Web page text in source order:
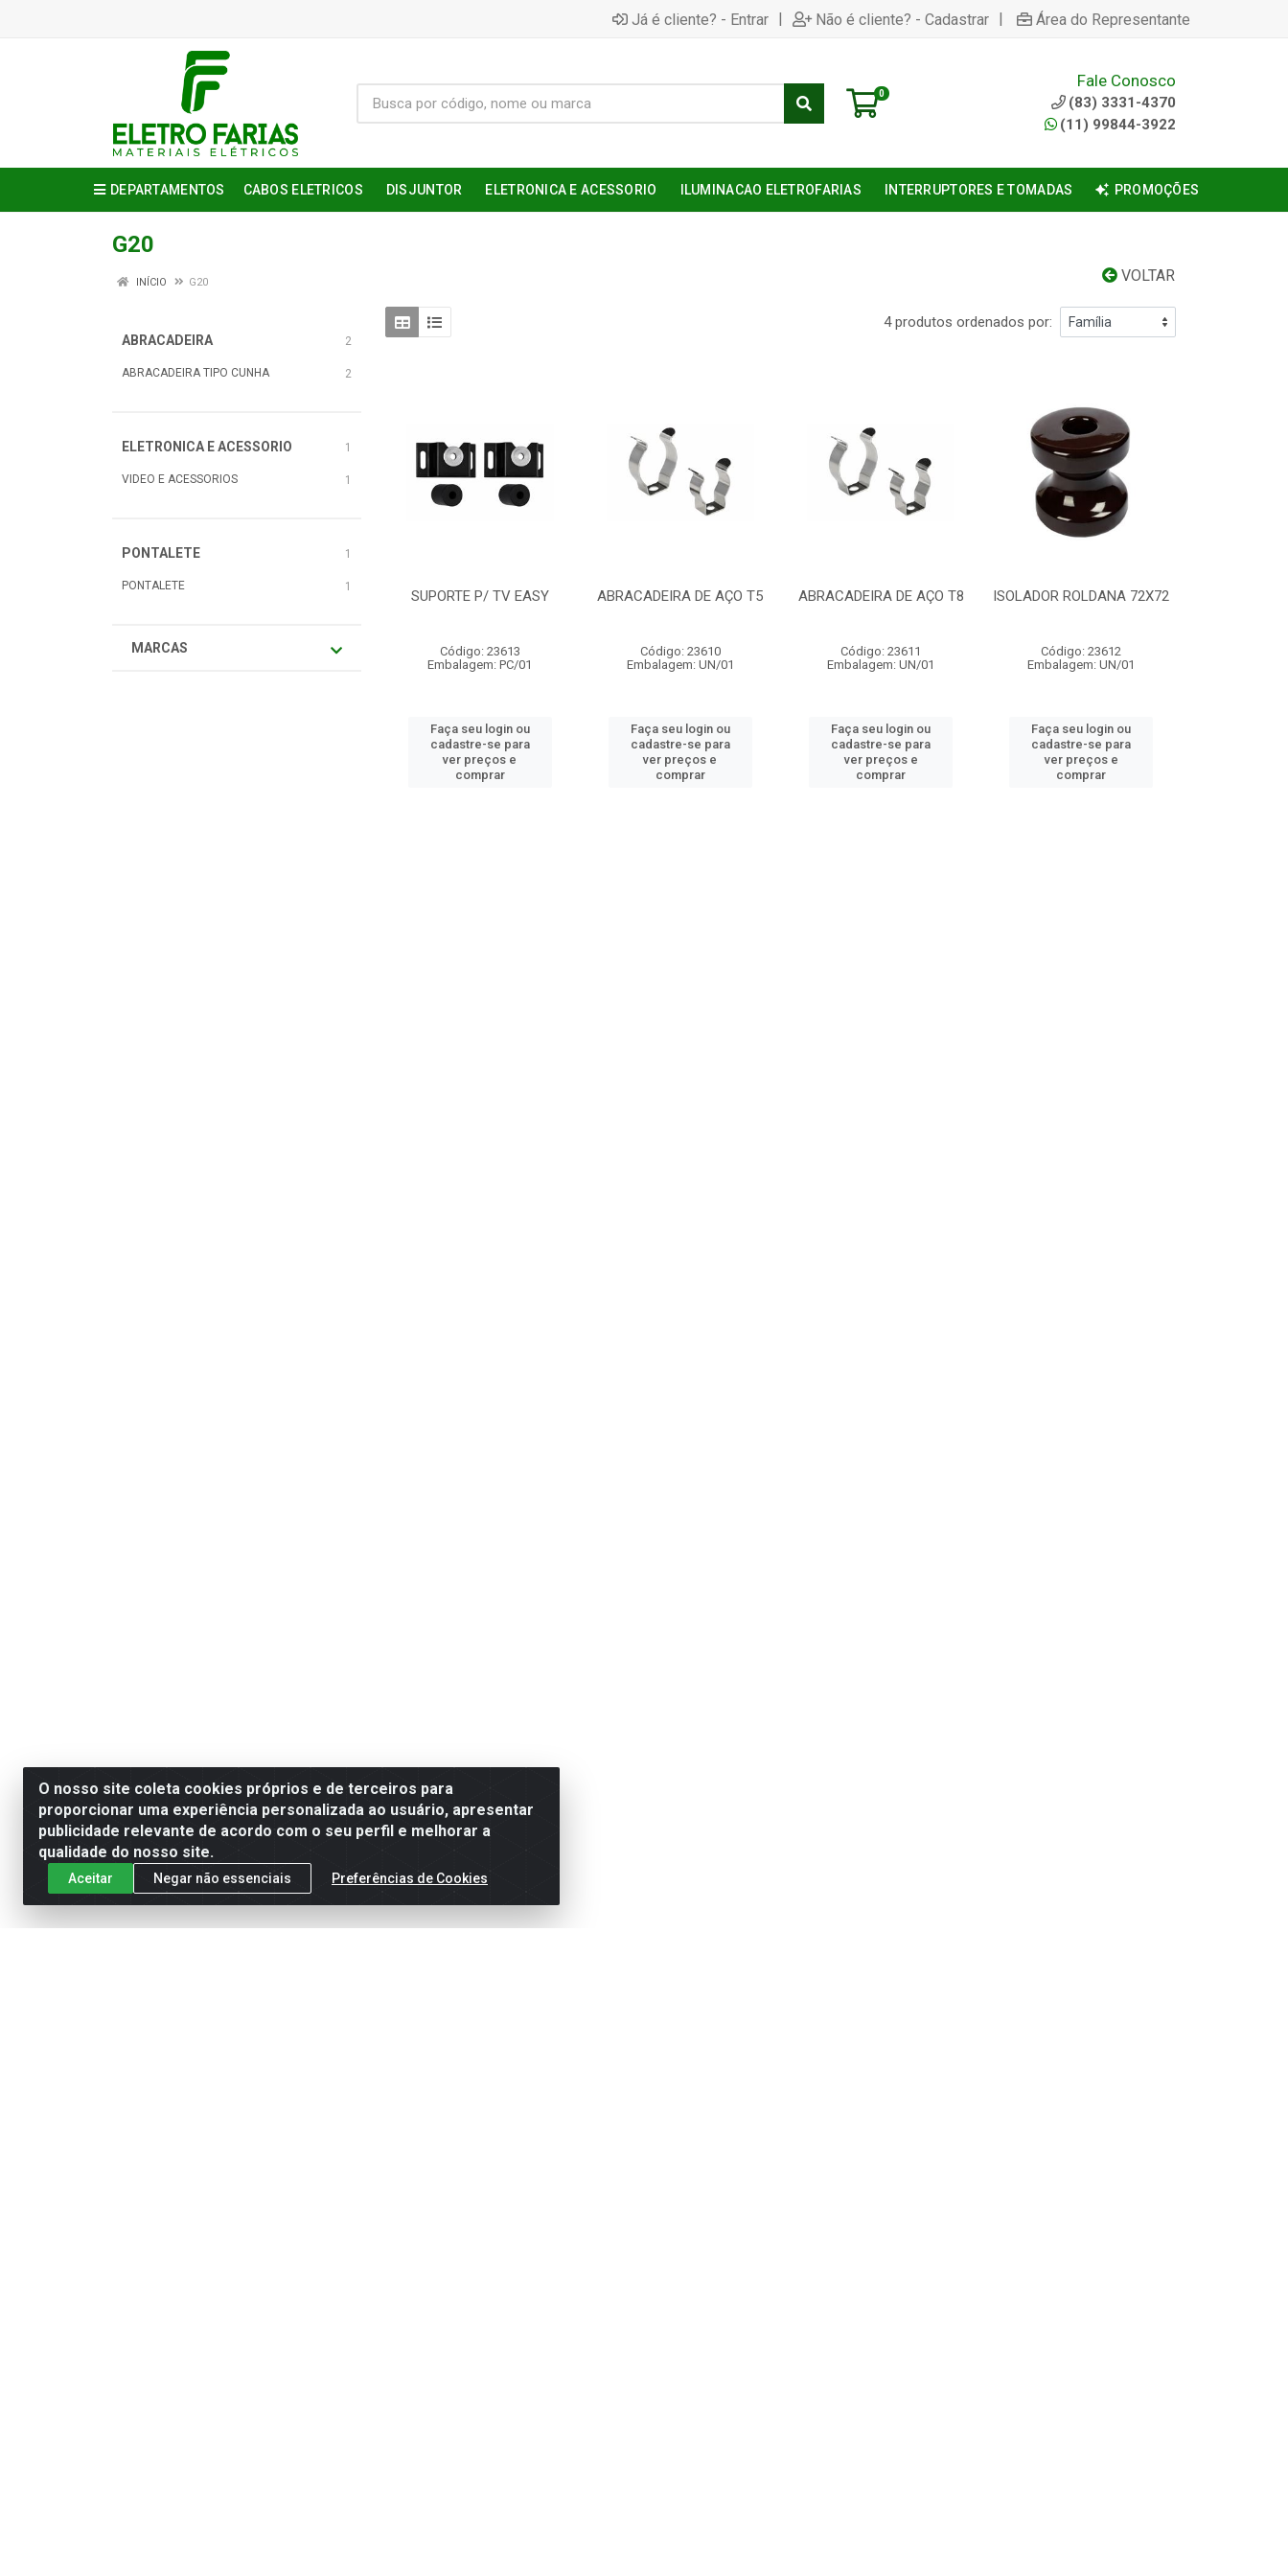
Já é cliente? - Entrar | Não é cliente? - Cadastrar | Área do Representante
0
Fale Conosco
(83) 3331-4370
(11) 99844-3922
DEPARTAMENTOS CABOS ELETRICOS DISJUNTOR ELETRONICA E ACESSORIO ILUMINACAO ELETROFARIAS INTERRUPTORES E TOMADAS PROMOÇÕES
G20
VOLTAR
INÍCIO G20
ABRACADEIRA 2
ABRACADEIRA TIPO CUNHA 2
ELETRONICA E ACESSORIO 1
VIDEO E ACESSORIOS 1
PONTALETE 1
PONTALETE 1
MARCAS
4 produtos ordenados por:
SUPORTE P/ TV EASY
Código: 23613
Embalagem: PC/01
Faça seu login ou
cadastre-se para
ver preços e
comprar
ABRACADEIRA DE AÇO T5
Código: 23610
Embalagem: UN/01
Faça seu login ou
cadastre-se para
ver preços e
comprar
ABRACADEIRA DE AÇO T8
Código: 23611
Embalagem: UN/01
Faça seu login ou
cadastre-se para
ver preços e
comprar
ISOLADOR ROLDANA 72X72
Código: 23612
Embalagem: UN/01
Faça seu login ou
cadastre-se para
ver preços e
comprar
O nosso site coleta cookies próprios e de terceiros para
proporcionar uma experiência personalizada ao usuário, apresentar
publicidade relevante de acordo com o seu perfil e melhorar a
qualidade do nosso site.
Aceitar Negar não essenciais Preferências de Cookies